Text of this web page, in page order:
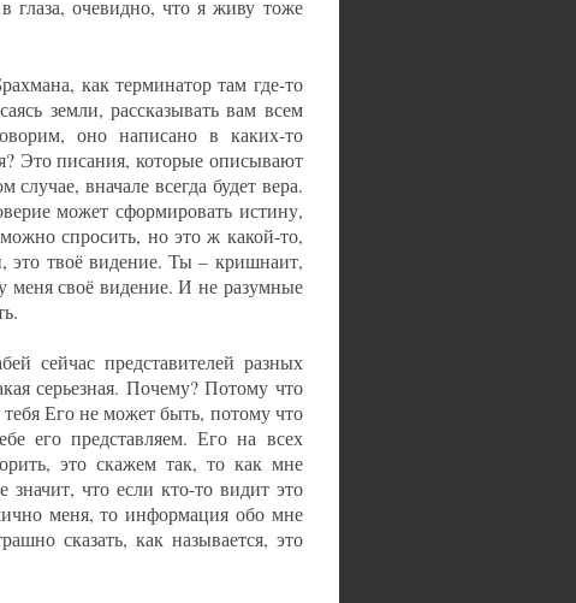
глаза, очевидно, что я живу тоже
как терминатор там где-то
земли, рассказывать вам всем
оно написано в каких-то
Это писания, которые описывают
вначале всегда будет вера.
может сформировать истину,
спросить, но это ж какой-то,
твоё видение. Ты – кришнаит,
своё видение. И не разумные
сейчас представителей разных
серьезная. Почему? Потому что
Его не может быть, потому что
его представляем. Его на всех
это скажем так, то как мне
что если кто-то видит это
меня, то информация обо мне
сказать, как называется, это